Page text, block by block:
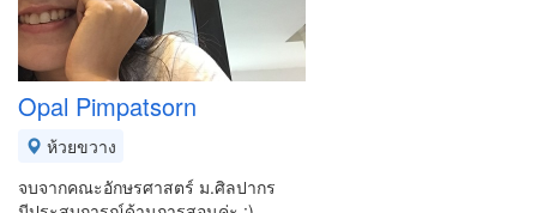
Opal Pimpatsorn
ห้วยขวาง
จบจากคณะอักษรศาสตร์ ม.ศิลปากร